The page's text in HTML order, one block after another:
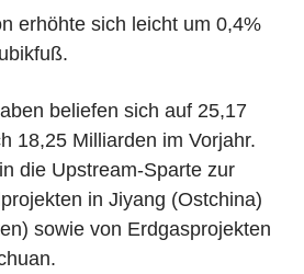
erhöhte sich leicht um 0,4%
beliefen sich auf 25,17
18,25 Milliarden im Vorjahr.
die Upstream-Sparte zur
in Jiyang (Ostchina)
sowie von Erdgasprojekten